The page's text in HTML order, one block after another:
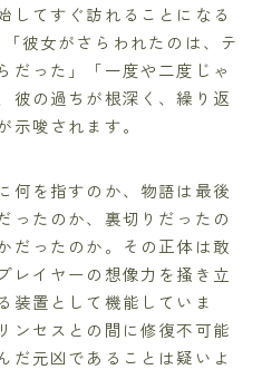
してすぐ訪れることになる
彼女がさらわれたのは、テ
だった」「一度や二度じゃ
彼の過ちが根深く、繰り返
示唆されます。
何を指すのか、物語は最後
ったのか、裏切りだったの
だったのか。その正体は敢
レイヤーの想像力を掻き立
装置として機能していま
ンセスとの間に修復不可能
だ元凶であることは疑いよ